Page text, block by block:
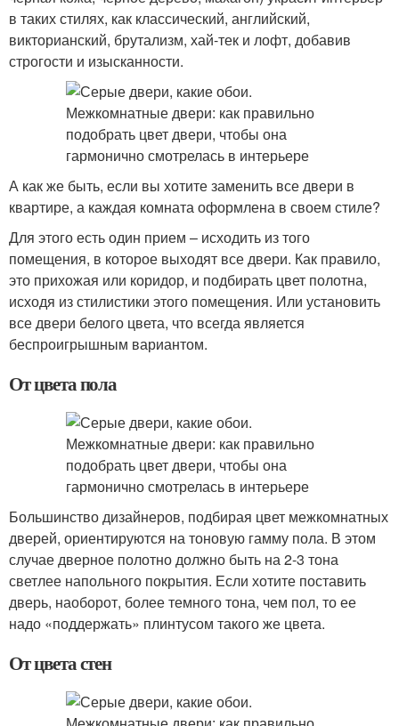
в таких стилях, как классический, английский,
викторианский, брутализм, хай-тек и лофт, добавив
строгости и изысканности.
А как же быть, если вы хотите заменить все двери в
квартире, а каждая комната оформлена в своем стиле?
Для этого есть один прием – исходить из того
помещения, в которое выходят все двери. Как правило,
это прихожая или коридор, и подбирать цвет полотна,
исходя из стилистики этого помещения. Или установить
все двери белого цвета, что всегда является
беспроигрышным вариантом.
От цвета пола
Большинство дизайнеров, подбирая цвет межкомнатных
дверей, ориентируются на тоновую гамму пола. В этом
случае дверное полотно должно быть на 2-3 тона
светлее напольного покрытия. Если хотите поставить
дверь, наоборот, более темного тона, чем пол, то ее
надо «поддержать» плинтусом такого же цвета.
От цвета стен